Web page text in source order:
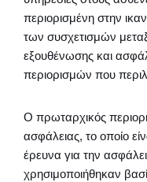
περιορισμένη στην
των συσχετισμών
εξουθένωσης και
περιορισμών που
Ο πρωταρχικός
ασφάλειας, το οποίο
έρευνα για την
χρησιμοποιήθηκαν